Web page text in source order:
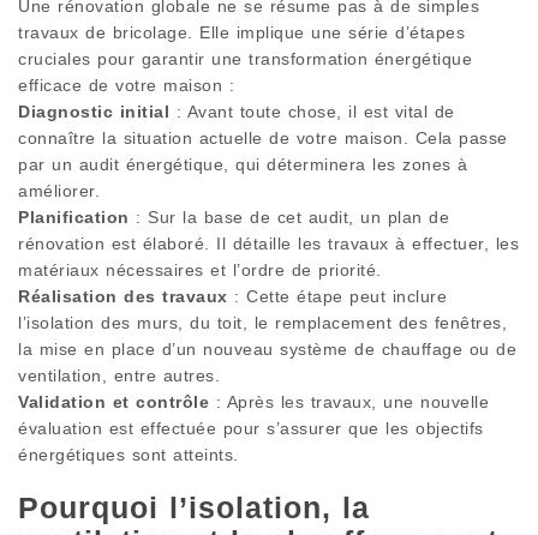
Une rénovation globale ne se résume pas à de simples
travaux de bricolage. Elle implique une série d’étapes
cruciales pour garantir une transformation énergétique
efficace de votre maison :
Diagnostic initial : Avant toute chose, il est vital de
connaître la situation actuelle de votre maison. Cela passe
par un audit énergétique, qui déterminera les zones à
améliorer.
Planification : Sur la base de cet audit, un plan de
rénovation est élaboré. Il détaille les travaux à effectuer, les
matériaux nécessaires et l’ordre de priorité.
Réalisation des travaux : Cette étape peut inclure
l’isolation des murs, du toit, le remplacement des fenêtres,
la mise en place d’un nouveau système de chauffage ou de
ventilation, entre autres.
Validation et contrôle : Après les travaux, une nouvelle
évaluation est effectuée pour s’assurer que les objectifs
énergétiques sont atteints.
Pourquoi l’isolation, la